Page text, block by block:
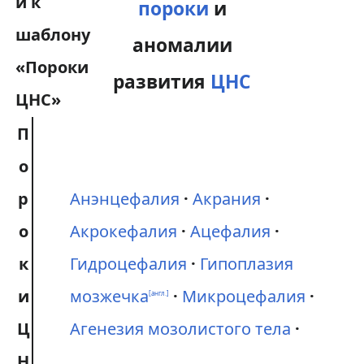
пороки и
аномалии
развития ЦНС
П
о
р
о
к
и
Ц
Анэнцефалия
Акрания
Акрокефалия
Ацефалия
Гидроцефалия
Гипоплазия
мозжечка[англ.]
Микроцефалия
Агенезия мозолистого тела